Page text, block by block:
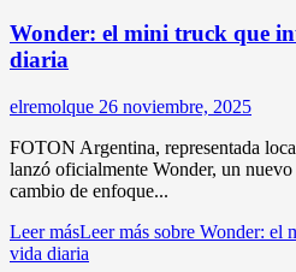
Wonder: el mini truck que
diaria
elremolque 26 noviembre, 2025
FOTON Argentina, representada
lanzó oficialmente Wonder, un
cambio de enfoque...
Leer másLeer más sobre Wonder: el
vida diaria